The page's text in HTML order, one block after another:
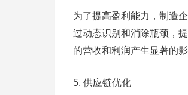
为了提高盈利能力，制造
过动态识别和消除瓶颈，
的营收和利润产生显著的影
5. 供应链优化